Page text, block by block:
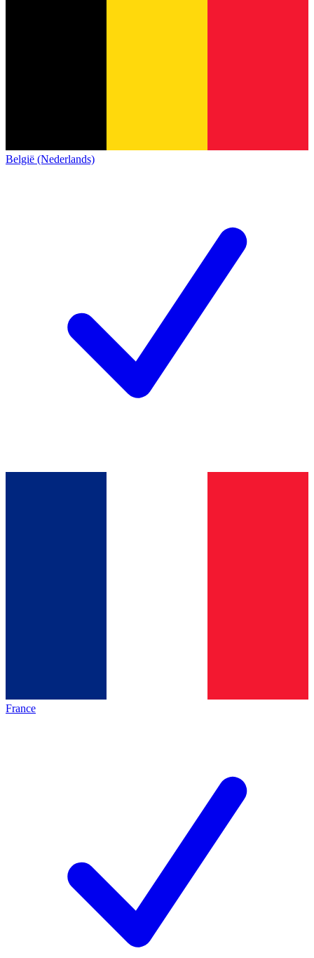
België (Nederlands)
France